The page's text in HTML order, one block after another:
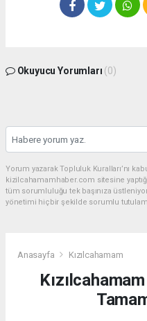
Okuyucu Yorumları (0)
Yorum yazarak Topluluk Kuralları’nı
kizilcahamamhaber.com sitesine
tüm sorumluluğu tek başınıza
yönetimi hiçbir şekilde sorumlu
Anasayfa Kızılcahamam